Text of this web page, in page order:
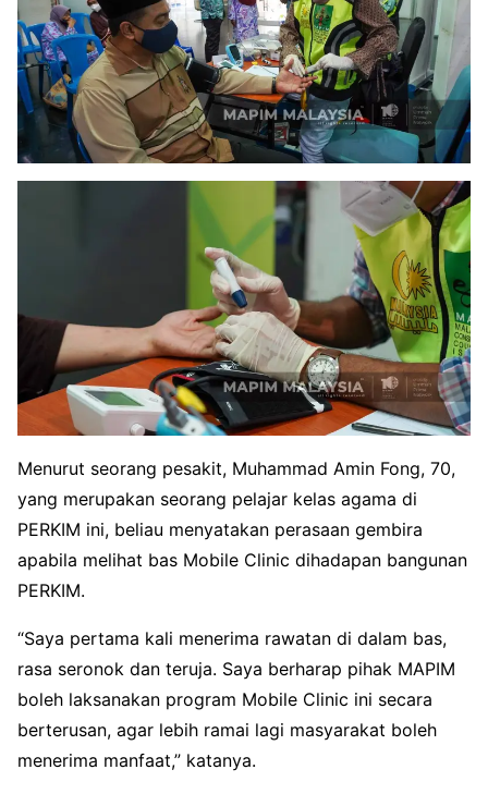
Menurut seorang pesakit, Muhammad Amin Fong, 70,
yang merupakan seorang pelajar kelas agama di
PERKIM ini, beliau menyatakan perasaan gembira
apabila melihat bas Mobile Clinic dihadapan bangunan
PERKIM.
“Saya pertama kali menerima rawatan di dalam bas,
rasa seronok dan teruja. Saya berharap pihak MAPIM
boleh laksanakan program Mobile Clinic ini secara
berterusan, agar lebih ramai lagi masyarakat boleh
menerima manfaat,” katanya.